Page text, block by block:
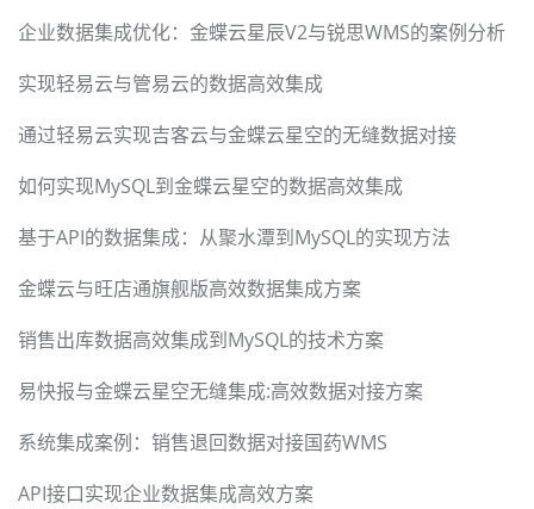
企业数据集成优化：金蝶云星辰V2与锐思WMS的案例分析
实现轻易云与管易云的数据高效集成
通过轻易云实现吉客云与金蝶云星空的无缝数据对接
如何实现MySQL到金蝶云星空的数据高效集成
基于API的数据集成：从聚水潭到MySQL的实现方法
金蝶云与旺店通旗舰版高效数据集成方案
销售出库数据高效集成到MySQL的技术方案
易快报与金蝶云星空无缝集成:高效数据对接方案
系统集成案例：销售退回数据对接国药WMS
API接口实现企业数据集成高效方案